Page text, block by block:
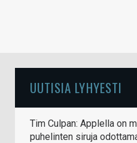
UUTISIA LYHYESTI
Tim Culpan: Applella on
puhelinten siruja